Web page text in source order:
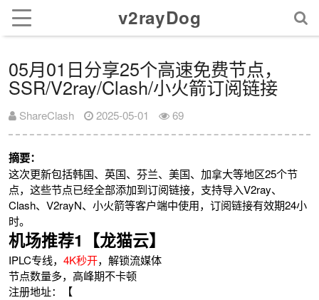
v2rayDog
05月01日分享25个高速免费节点，
SSR/V2ray/Clash/小火箭订阅链接
ShareClash 2025-05-01 69
摘要：
这次更新包括韩国、英国、芬兰、美国、加拿大等地区25个节
点，这些节点已经全部添加到订阅链接，支持导入V2ray、
Clash、V2rayN、小火箭等客户端中使用，订阅链接有效期24小
时。
机场推荐1【龙猫云】
IPLC专线，4K秒开，解锁流媒体
节点数量多，高峰期不卡顿
注册地址：【